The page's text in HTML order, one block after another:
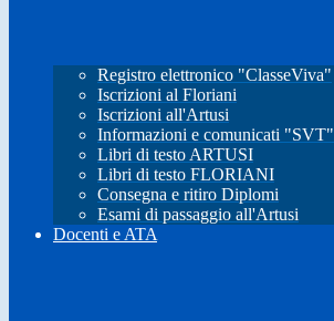
Registro elettronico "ClasseViva"
Iscrizioni al Floriani
Iscrizioni all'Artusi
Informazioni e comunicati "SVT"
Libri di testo ARTUSI
Libri di testo FLORIANI
Consegna e ritiro Diplomi
Esami di passaggio all'Artusi
Docenti e ATA